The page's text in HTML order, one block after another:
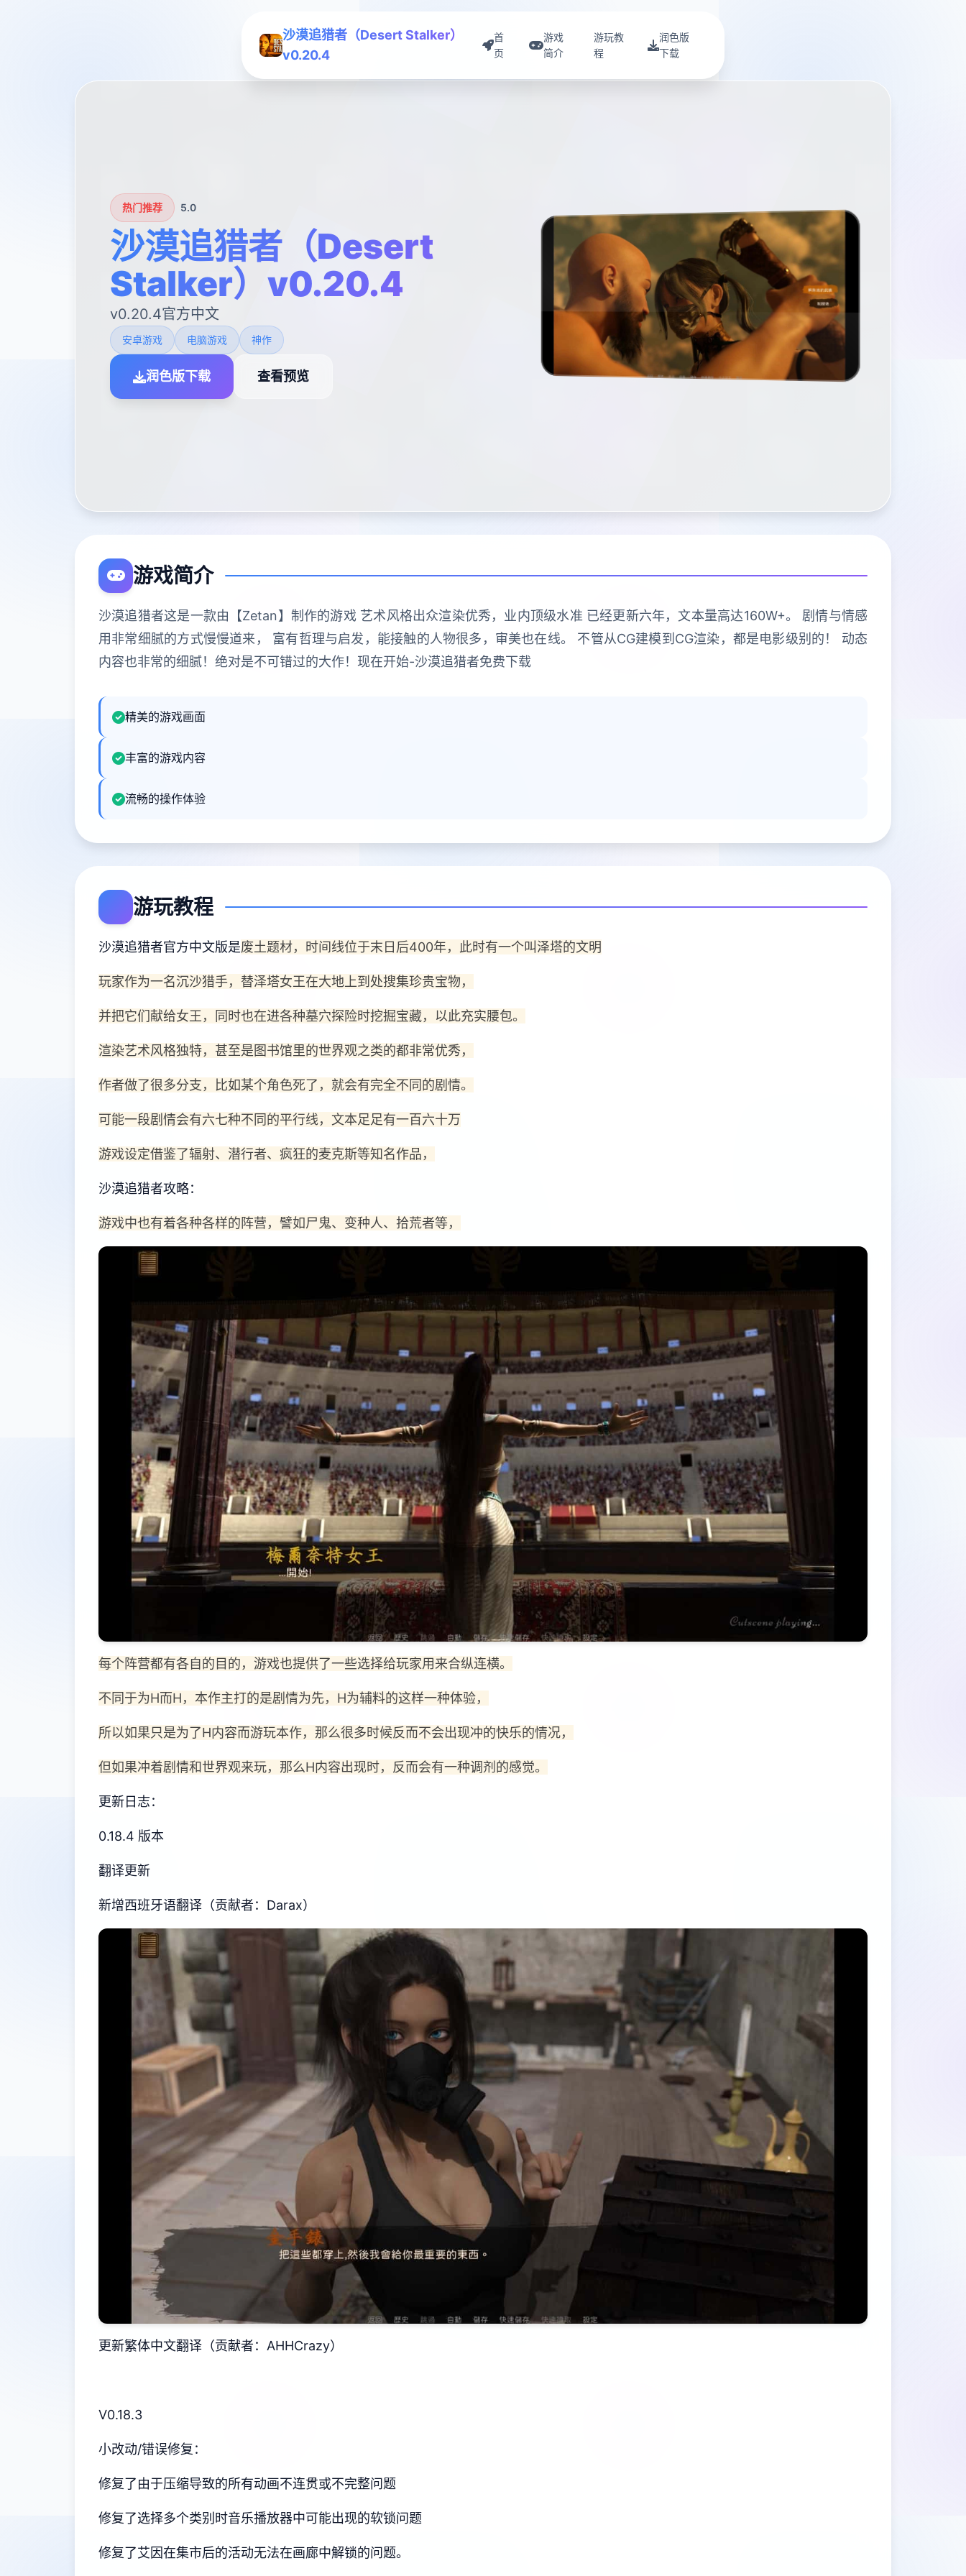
沙漠追猎者（Desert Stalker）
v0.20.4
首
页
游戏
简介
游玩教
程
润色版
下载
热门推荐 5.0
沙漠追猎者（Desert
Stalker）v0.20.4
v0.20.4官方中文
安卓游戏 电脑游戏 神作
润色版下载 查看预览
游戏简介
沙漠追猎者这是一款由【Zetan】制作的游戏 艺术风格出众渲染优秀，业内顶级水准 已经更新六年，文本量高达160W+。 剧情与情感
用非常细腻的方式慢慢道来， 富有哲理与启发，能接触的人物很多，审美也在线。 不管从CG建模到CG渲染，都是电影级别的！ 动态
内容也非常的细腻！绝对是不可错过的大作！现在开始-沙漠追猎者免费下载
精美的游戏画面
丰富的游戏内容
流畅的操作体验
游玩教程
沙漠追猎者官方中文版是废土题材，时间线位于末日后400年，此时有一个叫泽塔的文明
玩家作为一名沉沙猎手，替泽塔女王在大地上到处搜集珍贵宝物，
并把它们献给女王，同时也在进各种墓穴探险时挖掘宝藏，以此充实腰包。
渲染艺术风格独特，甚至是图书馆里的世界观之类的都非常优秀，
作者做了很多分支，比如某个角色死了，就会有完全不同的剧情。
可能一段剧情会有六七种不同的平行线，文本足足有一百六十万
游戏设定借鉴了辐射、潜行者、疯狂的麦克斯等知名作品，
沙漠追猎者攻略：
游戏中也有着各种各样的阵营，譬如尸鬼、变种人、拾荒者等，
每个阵营都有各自的目的，游戏也提供了一些选择给玩家用来合纵连横。
不同于为H而H，本作主打的是剧情为先，H为辅料的这样一种体验，
所以如果只是为了H内容而游玩本作，那么很多时候反而不会出现冲的快乐的情况，
但如果冲着剧情和世界观来玩，那么H内容出现时，反而会有一种调剂的感觉。
更新日志：
0.18.4 版本
翻译更新
新增西班牙语翻译（贡献者：Darax）
更新繁体中文翻译（贡献者：AHHCrazy）
V0.18.3
小改动/错误修复：
修复了由于压缩导致的所有动画不连贯或不完整问题
修复了选择多个类别时音乐播放器中可能出现的软锁问题
修复了艾因在集市后的活动无法在画廊中解锁的问题。